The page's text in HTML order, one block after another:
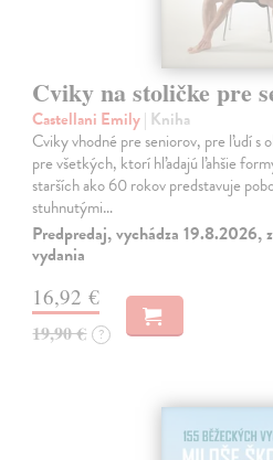
Cviky na stoličke pre
Castellani Emily| Kniha
Cviky vhodné pre seniorov, pre ľudí s
pre všetkých, ktorí hľadajú ľahšie
starších ako 60 rokov predstavuje
stuhnutými…
Predpredaj, vychádza 19.8.2026,
vydania
16,92 €
19,90 € ?